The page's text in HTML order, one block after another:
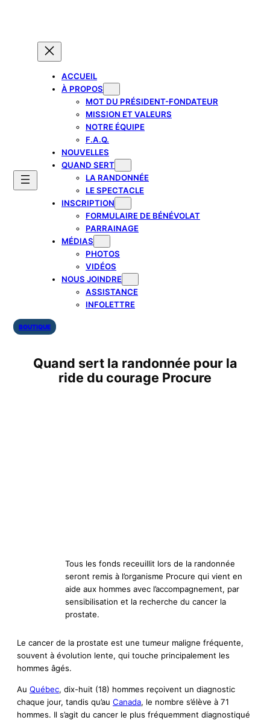
ACCUEIL
À PROPOS
MOT DU PRÉSIDENT-FONDATEUR
MISSION ET VALEURS
NOTRE ÉQUIPE
F.A.Q.
NOUVELLES
QUAND SERT
LA RANDONNÉE
LE SPECTACLE
INSCRIPTION
FORMULAIRE DE BÉNÉVOLAT
PARRAINAGE
MÉDIAS
PHOTOS
VIDÉOS
NOUS JOINDRE
ASSISTANCE
INFOLETTRE
BOUTIQUE
Quand sert la randonnée pour la
ride du courage Procure
Tous les fonds receuillit lors de la randonnée
seront remis à l’organisme Procure qui vient en
aide aux hommes avec l’accompagnement, par
sensibilisation et la recherche du cancer la
prostate.
Le cancer de la prostate est une tumeur maligne fréquente,
souvent à évolution lente, qui touche principalement les
hommes âgés.
Au Québec, dix-huit (18) hommes reçoivent un diagnostic
chaque jour, tandis qu’au Canada, le nombre s’élève à 71
hommes. Il s’agit du cancer le plus fréquemment diagnostiqué